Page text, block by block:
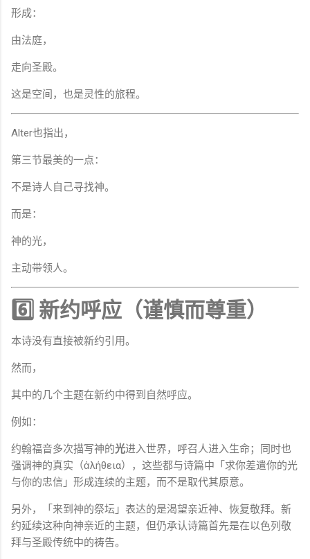
形成：
由法庭，
走向圣殿。
这是空间，也是灵性的旅程。
Alter也指出，
第三节最美的一点：
不是诗人自己寻找神。
而是：
神的光，
主动带领人。
6️⃣ 新约呼应（谨慎而尊重）
本诗没有直接被新约引用。
然而，
其中的几个主题在新约中得到自然呼应。
例如：
约翰福音多次描写神的光进入世界，呼召人进入生命；同时也
强调神的真实（ἀλήθεια），这些都与诗篇中「求你差遣你的光
与你的忠信」形成连续的主题，而不是取代其原意。
另外，「来到神的祭坛」表达的是渴望亲近神、恢复敬拜。新
约延续这种向神亲近的主题，但仍承认诗篇首先是在以色列敬
拜与圣殿传统中的祷告。